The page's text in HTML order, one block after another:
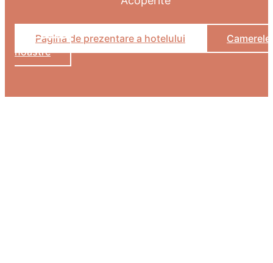
Pagina de prezentare a hotelului
Camerele
noastre